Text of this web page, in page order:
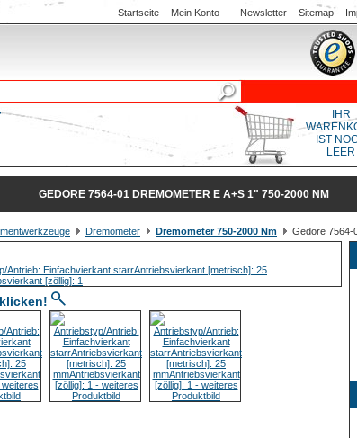
Startseite Mein Konto Newsletter Sitemap
IHR
IST
LEER
GEDORE 7564-01 DREMOMETER E A+S 1" 750-2000 NM
Dremometer Dremometer 750-2000 Nm Gedore 7564-